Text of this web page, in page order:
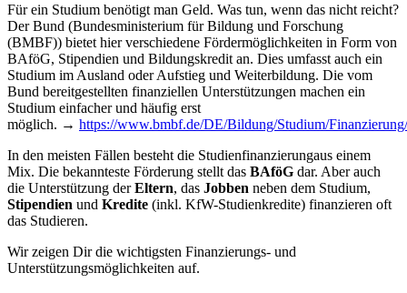
Für ein Studium benötigt man Geld. Was tun, wenn das nicht reicht?
Der Bund (Bundesministerium für Bildung und Forschung
(BMBF)) bietet hier verschiedene Fördermöglichkeiten in Form von
BAföG, Stipendien und Bildungskredit an. Dies umfasst auch ein
Studium im Ausland oder Aufstieg und Weiterbildung. Die vom
Bund bereitgestellten finanziellen Unterstützungen machen ein
Studium einfacher und häufig erst
möglich. → https://www.bmbf.de/DE/Bildung/Studium/
In den meisten Fällen besteht die Studienfinanzierungaus einem
Mix. Die bekannteste Förderung stellt das BAföG dar. Aber auch
die Unterstützung derEltern, das Jobben neben dem Studium,
Stipendien und Kredite (inkl. KfW-Studienkredite) finanzieren oft
das Studieren.
Wir zeigen Dir die wichtigsten Finanzierungs- und
Unterstützungsmöglichkeiten auf.